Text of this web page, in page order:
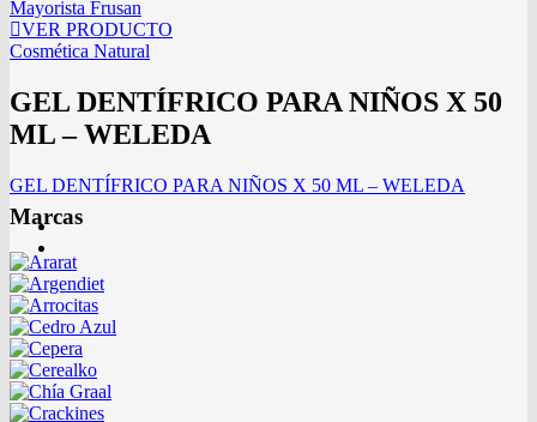
VER PRODUCTO
Cosmética Natural
GEL DENTÍFRICO PARA NIÑOS X 50
ML – WELEDA
GEL DENTÍFRICO PARA NIÑOS X 50 ML – WELEDA
Marcas